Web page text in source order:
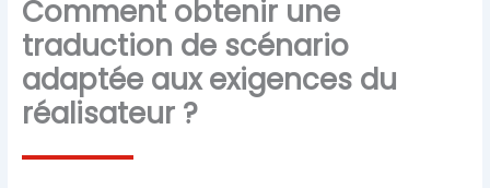
Comment obtenir une
traduction de scénario
adaptée aux exigences du
réalisateur ?